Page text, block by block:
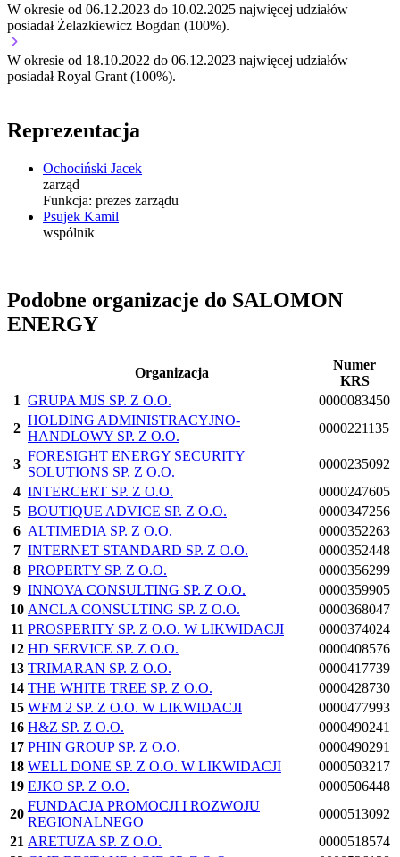
W okresie od 06.12.2023 do 10.02.2025 najwięcej udziałów
posiadał Żelazkiewicz Bogdan (100%).
W okresie od 18.10.2022 do 06.12.2023 najwięcej udziałów
posiadał Royal Grant (100%).
Reprezentacja
Ochociński Jacek
zarząd
Funkcja: prezes zarządu
Psujek Kamil
wspólnik
Podobne organizacje do SALOMON
ENERGY
Organizacja
Numer
KRS
1 GRUPA MJS SP. Z O.O.
0000083450
2
HOLDING ADMINISTRACYJNO-
HANDLOWY SP. Z O.O.
0000221135
3
FORESIGHT ENERGY SECURITY
SOLUTIONS SP. Z O.O.
0000235092
4 INTERCERT SP. Z O.O.
0000247605
5 BOUTIQUE ADVICE SP. Z O.O.
0000347256
6 ALTIMEDIA SP. Z O.O.
0000352263
7 INTERNET STANDARD SP. Z O.O.
0000352448
8 PROPERTY SP. Z O.O.
0000356299
9 INNOVA CONSULTING SP. Z O.O.
0000359905
10 ANCLA CONSULTING SP. Z O.O.
0000368047
11 PROSPERITY SP. Z O.O. W LIKWIDACJI
0000374024
12 HD SERVICE SP. Z O.O.
0000408576
13 TRIMARAN SP. Z O.O.
0000417739
14 THE WHITE TREE SP. Z O.O.
0000428730
15 WFM 2 SP. Z O.O. W LIKWIDACJI
0000477993
16 H&Z SP. Z O.O.
0000490241
17 PHIN GROUP SP. Z O.O.
0000490291
18 WELL DONE SP. Z O.O. W LIKWIDACJI
0000503217
19 EJKO SP. Z O.O.
0000506448
20
FUNDACJA PROMOCJI I ROZWOJU
REGIONALNEGO
0000513092
21 ARETUZA SP. Z O.O.
0000518574